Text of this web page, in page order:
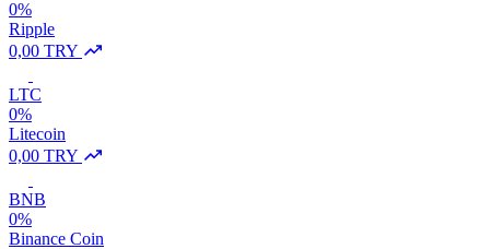
0%
Ripple
0,00 TRY
LTC
0%
Litecoin
0,00 TRY
BNB
0%
Binance Coin